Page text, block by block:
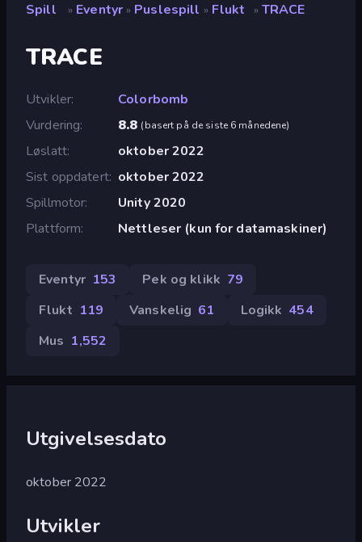
Spill » Eventyr » Puslespill » Flukt » TRACE
TRACE
Utvikler
Colorbomb
Vurdering
8.8 (basert på de siste 6 månedene)
Løslatt
oktober 2022
Sist oppdatert oktober 2022
Spillmotor
Unity 2020
Plattform
Nettleser (kun for datamaskiner)
Eventyr 153 Pek og klikk 79
Flukt 119 Vanskelig 61 Logikk 454
Mus 1,552
Utgivelsesdato
oktober 2022
Utvikler